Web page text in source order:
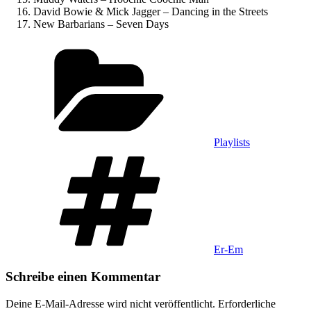
David Bowie & Mick Jagger – Dancing in the Streets
New Barbarians – Seven Days
Playlists
Er-Em
Schreibe einen Kommentar
Deine E-Mail-Adresse wird nicht veröffentlicht. Erforderliche